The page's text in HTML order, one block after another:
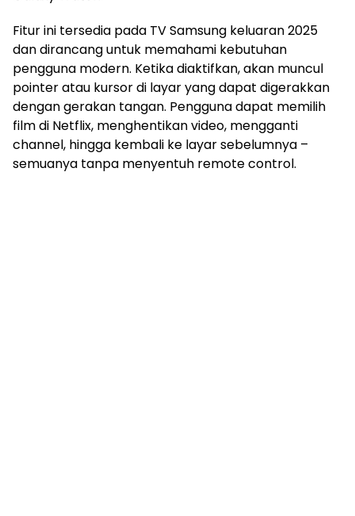
Fitur ini tersedia pada TV Samsung keluaran 2025
dan dirancang untuk memahami kebutuhan
pengguna modern. Ketika diaktifkan, akan muncul
pointer atau kursor di layar yang dapat digerakkan
dengan gerakan tangan. Pengguna dapat memilih
film di Netflix, menghentikan video, mengganti
channel, hingga kembali ke layar sebelumnya –
semuanya tanpa menyentuh remote control.